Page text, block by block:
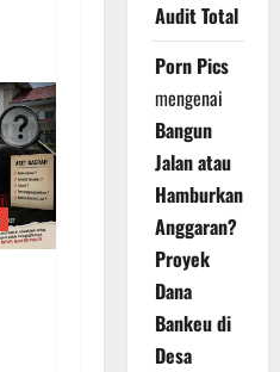
Audit Total
Porn Pics
mengenai
Bangun
Jalan atau
Hamburkan
Anggaran?
Proyek
Dana
Bankeu di
Desa